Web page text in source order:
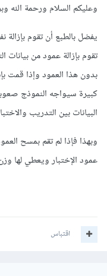
وعليكم السلام ورحمة الله
يفضل بالطبع أن تقوم بإزالة
تقوم بإزالة عمود من بيانات
بدون هذا العمود وإذا قمت
كبيرة سيواجه النموذج
البيانات بين التدريب
وبهذا فإذا لم تقم بمسح
عمود الإختبار ويعطي لها
اقتباس